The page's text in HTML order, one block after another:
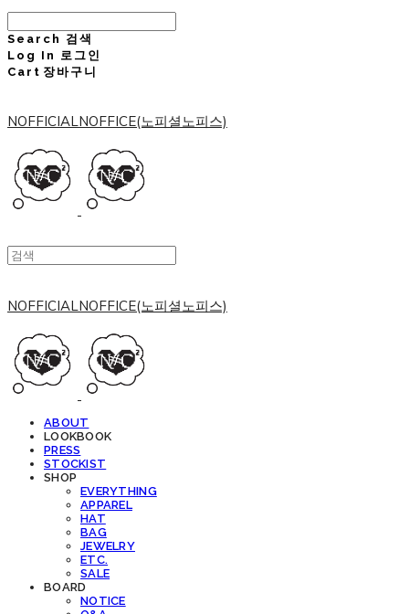
Search 검색
Log In 로그인
Cart 장바구니
NOFFICIALNOFFICE(노피셜노피스)
NOFFICIALNOFFICE(노피셜노피스)
ABOUT
LOOKBOOK
PRESS
STOCKIST
SHOP
EVERYTHING
APPAREL
HAT
BAG
JEWELRY
ETC.
SALE
BOARD
NOTICE